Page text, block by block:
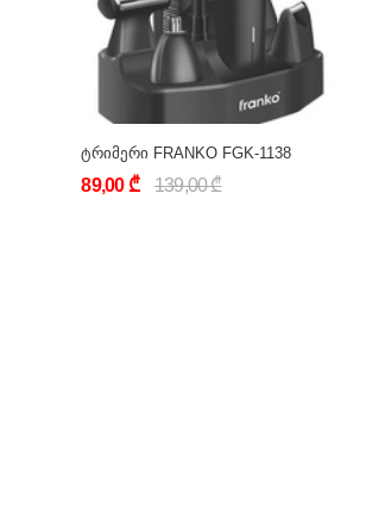
ტრიმერი FRANKO FGK-1138
89,00 ₾ 139,00 ₾